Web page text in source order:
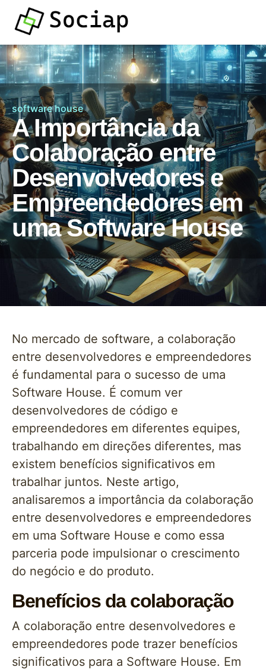
software house
A Importância da
Colaboração entre
Desenvolvedores e
Empreendedores em
uma Software House
No mercado de software, a colaboração
entre desenvolvedores e empreendedores
é fundamental para o sucesso de uma
Software House. É comum ver
desenvolvedores de código e
empreendedores em diferentes equipes,
trabalhando em direções diferentes, mas
existem benefícios significativos em
trabalhar juntos. Neste artigo,
analisaremos a importância da colaboração
entre desenvolvedores e empreendedores
em uma Software House e como essa
parceria pode impulsionar o crescimento
do negócio e do produto.
Benefícios da colaboração
A colaboração entre desenvolvedores e
empreendedores pode trazer benefícios
significativos para a Software House. Em